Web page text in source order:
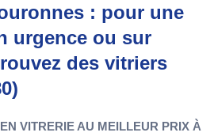
: pour une
urgence ou sur
des vitriers
VITRERIE AU MEILLEUR PRIX À